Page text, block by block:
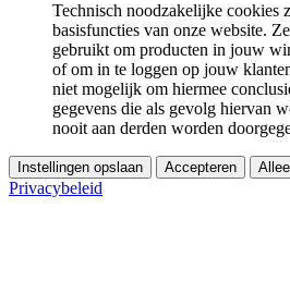
Technisch noodzakelijke cookies
basisfuncties van onze website.
gebruikt om producten in jouw
of om in te loggen op jouw
niet mogelijk om hiermee
gegevens die als gevolg hiervan
nooit aan derden worden
Instellingen opslaan Accepteren
Privacybeleid